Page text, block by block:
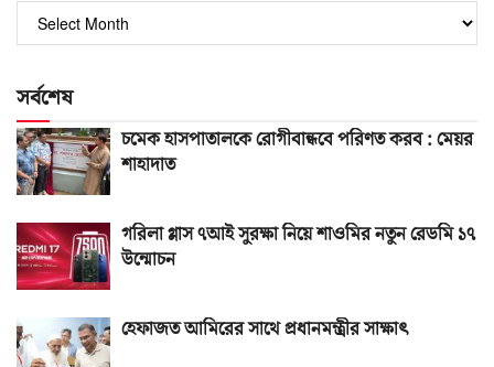
পুরোনো
সংখ্যা
সর্বশেষ
চমেক হাসপাতালকে রোগীবান্ধবে পরিণত করব : মেয়র
শাহাদাত
গরিলা গ্লাস ৭আই সুরক্ষা নিয়ে শাওমির নতুন রেডমি ১৭
উন্মোচন
হেফাজত আমিরের সাথে প্রধানমন্ত্রীর সাক্ষাৎ